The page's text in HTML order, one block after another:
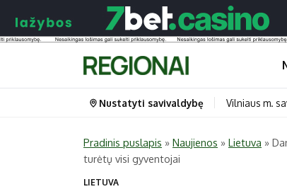
Portalas
Nustatyti savivaldybę Vilniaus m.
Pradinis puslapis » Naujienos » Lietuva »
turėtų visi gyventojai
LIETUVA